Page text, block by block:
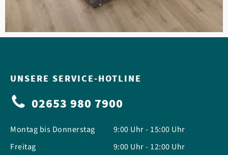
UNSERE SERVICE-HOTLINE
02653 980 7900
Montag bis Donnerstag
Freitag
9:00 Uhr - 15:00 Uhr
9:00 Uhr - 12:00 Uhr